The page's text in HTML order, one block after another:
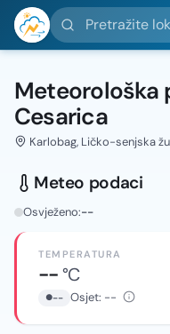
Pretražite lokacije
Meteorološka
Cesarica
Karlobag, Ličko-senjska
Meteo podaci
Osvježeno:--
TEMPERATURA
--°C
-- Osjet: --